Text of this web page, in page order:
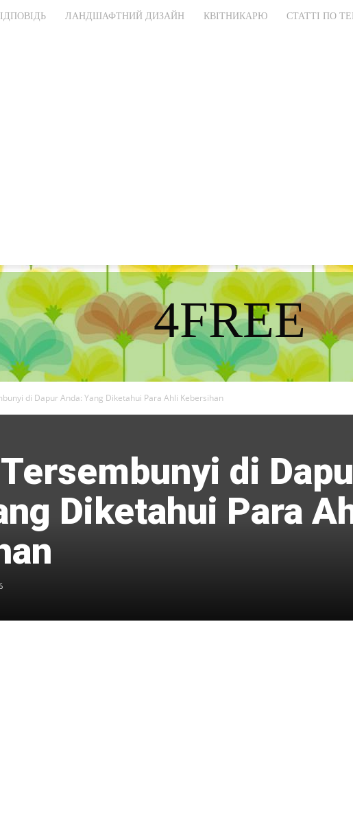
ЛАНДШАФТНИЙ ДИЗАЙН КВІТНИКАРЮ СТАТТІ ПО
4FREE
DISCOVER THE ART OF PUBLISHING
di Dapur Anda: Yang Diketahui Para Ahli Kebersihan
di
Diketahui Para